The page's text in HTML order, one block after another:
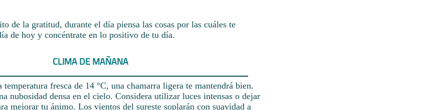
de la gratitud, durante el día piensa las cosas por las cuáles te
de hoy y concéntrate en lo positivo de tu día.
CLIMA DE MAÑANA
fresca de 14 °C, una chamarra ligera te mantendrá bien.
nubosidad densa en el cielo. Considera utilizar luces intensas o dejar
mejorar tu ánimo. Los vientos del sureste soplarán con suavidad a